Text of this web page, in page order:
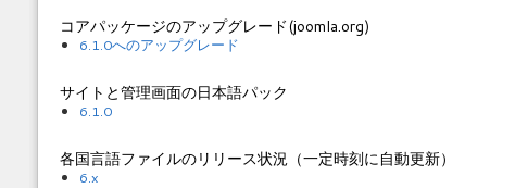
コアパッケージのアップグレード(joomla.org)
6.1.0へのアップグレード
サイトと管理画面の日本語パック
6.1.0
各国言語ファイルのリリース状況（一定時刻に自動更新）
6.x